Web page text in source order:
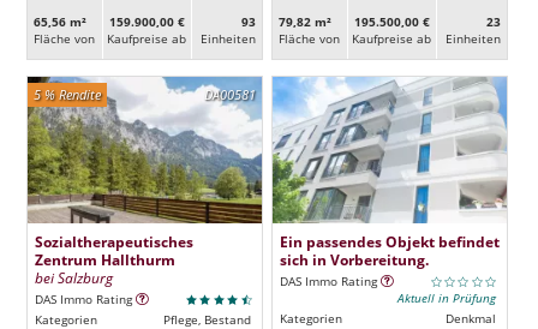
65,56 m²
Fläche von
159.900,00 €
Kaufpreise ab
93
Ein­heiten
79,82 m²
Fläche von
195.500,00 €
Kaufpreise ab
23
Ein­heiten
DA00581
5 % Rendite
Sozialtherapeutisches
Zentrum Hallthurm
bei Salzburg
DAS Immo Rating
Kategorien
Pflege, Bestand
Ein passendes Objekt befindet
sich in Vorbereitung.
DAS Immo Rating
Aktuell in Prüfung
Kategorien
Denkmal